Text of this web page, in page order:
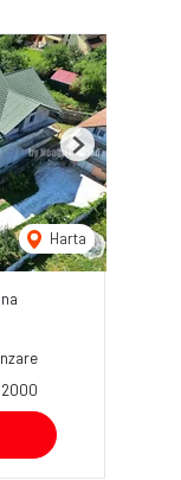
Harta
Next
2000